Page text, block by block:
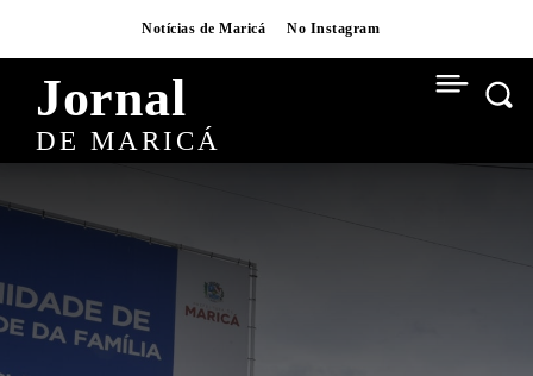
Notícias de Maricá No Instagram
Jornal
DE MARICÁ